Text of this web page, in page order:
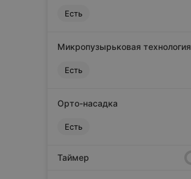
Есть
Микропузырьковая технология
Есть
Орто-насадка
Есть
Таймер